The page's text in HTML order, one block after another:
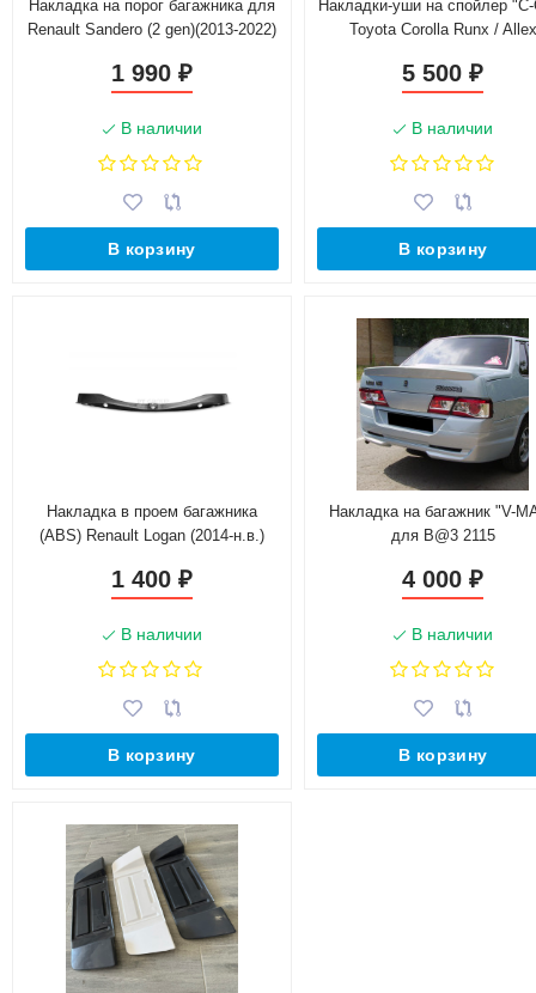
Накладка на порог багажника для
Renault Sandero (2 gen)(2013-2022)
1 990 ₽
В наличии
В корзину
Накладки-уши на спойлер
Toyota Corolla Runx / Allex
5 500₽
В наличии
В корзину
Накладка в проем багажника
(ABS) Renault Logan (2014-н.в.)
1 400 ₽
В наличии
В корзину
Накладка на багажник "V-
для B@3 2115
4 000₽
В наличии
В корзину